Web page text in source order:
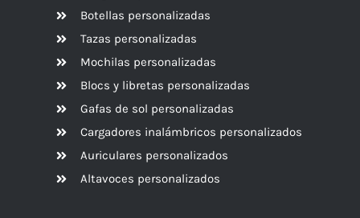
Botellas personalizadas
Tazas personalizadas
Mochilas personalizadas
Blocs y libretas personalizadas
Gafas de sol personalizadas
Cargadores inalámbricos personalizados
Auriculares personalizados
Altavoces personalizados